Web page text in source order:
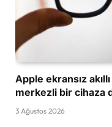
Apple ekransız
merkezli bir cihaza
3 Ağustos 2026